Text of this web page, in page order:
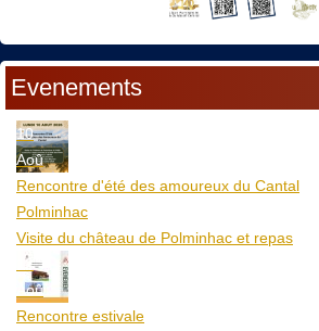
Evenements
10
Aoû
Rencontre d'été des amoureux du Cantal
Polminhac
Visite du château de Polminhac et repas
12
Aoû
Rencontre estivale